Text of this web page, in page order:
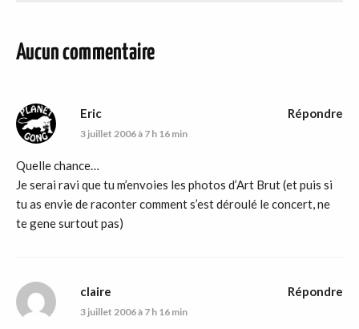
Aucun commentaire
Eric
3 juillet 2006 à 7 h 16 min
Quelle chance…
Je serai ravi que tu m’envoies les photos d’Art Brut (et puis si
tu as envie de raconter comment s’est déroulé le concert, ne
te gene surtout pas)
Répondre
claire
3 juillet 2006 à 7 h 16 min
Répondre